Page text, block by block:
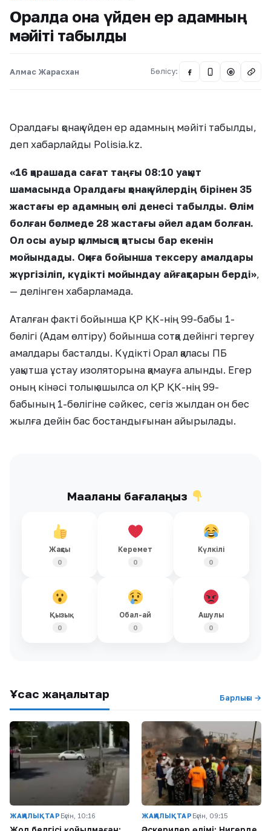
Оралда қонақ үйден ер адамның
мәйіті табылды
Алмас Жарасхан Бөлісу: @
Оралдағы қонақ үйден ер адамның мәйіті табылды,
деп хабарлайды Polisia.kz.
«16 қарашада сағат таңғы 08:10 уақыт
шамасында Оралдағы қонақ үйлердің бірінен 35
жастағы ер адамның өлі денесі табылды. Өлім
болған бөлмеде 28 жастағы әйел адам болған.
Ол осы ауыр қылмысқа қатысы бар екенін
мойындады. Оқиға бойынша тексеру амалдары
жүргізіліп, күдікті мойындау айғақтарын берді»,
— делінген хабарламада.
Аталған факті бойынша ҚР ҚК-нің 99-бабы 1-
бөлігі (Адам өлтіру) бойынша сотқа дейінгі тергеу
амалдары басталды. Күдікті Орал қаласы ПБ
уақытша ұстау изоляторына қамауға алынды. Егер
оның кінәсі толық ашылса ол ҚР ҚК-нің 99-
бабының 1-бөлігіне сәйкес, сегіз жылдан он бес
жылға дейін бас бостандығынан айырылады.
Мақаланы бағалаңыз
Жақсы
0
Керемет
0
Күлкілі
0
Қызық
0
Обал-ай
0
Ашулы
0
Ұқсас жаңалықтар Барлығы →
ЖАҢАЛЫҚТАР Бүгін, 10:16 ЖАҢАЛЫҚТАР Бүгін, 09:15